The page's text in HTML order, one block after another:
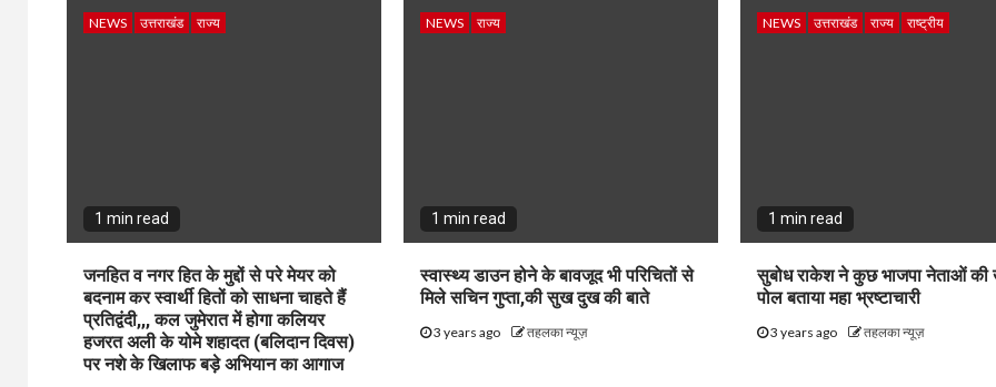
NEWS उत्तराखंड राज्य
1 min read
जनहित व नगर हित के मुद्दों से परे मेयर को
बदनाम कर स्वार्थी हितों को साधना चाहते हैं
प्रतिद्वंदी,,, कल जुमेरात में होगा कलियर
हजरत अली के योमे शहादत (बलिदान दिवस)
पर नशे के खिलाफ बड़े अभियान का आगाज
NEWS राज्य
1 min read
स्वास्थ्य डाउन होने के बावजूद भी परिचितों से
मिले सचिन गुप्ता,की सुख दुख की बाते
3 years ago तहलका न्यूज़
NEWS उत्तराखंड राज्य राष्ट्रीय
1 min read
सुबोध राकेश ने कुछ भाजपा नेताओं की
पोल बताया महा भ्रष्टाचारी
3 years ago तहलका न्यूज़